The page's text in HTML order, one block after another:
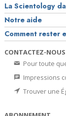
La Scientology
Notre aide
Comment rester
CONTACTEZ-NOUS
Pour toute
Impressions
Trouver une